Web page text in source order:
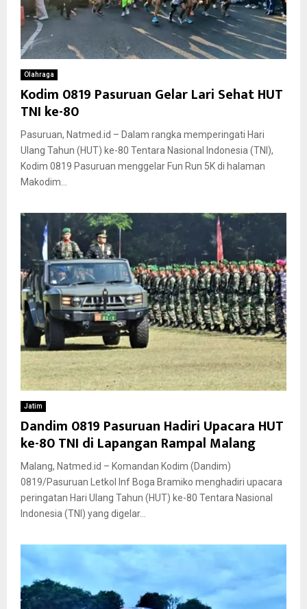
Olahraga
Kodim 0819 Pasuruan Gelar Lari Sehat HUT
TNI ke-80
Pasuruan, Natmed.id – Dalam rangka memperingati Hari
Ulang Tahun (HUT) ke-80 Tentara Nasional Indonesia (TNI),
Kodim 0819 Pasuruan menggelar Fun Run 5K di halaman
Makodim...
Jatim
Dandim 0819 Pasuruan Hadiri Upacara HUT
ke-80 TNI di Lapangan Rampal Malang
Malang, Natmed.id – Komandan Kodim (Dandim)
0819/Pasuruan Letkol Inf Boga Bramiko menghadiri upacara
peringatan Hari Ulang Tahun (HUT) ke-80 Tentara Nasional
Indonesia (TNI) yang digelar...